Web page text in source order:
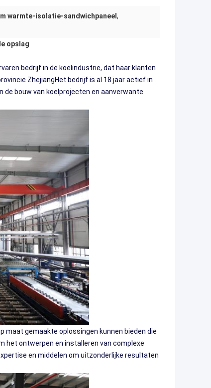
warmte-isolatie-sandwichpaneel ,
opslag
bedrijf in de koelindustrie, dat haar klanten
ZhejiangHet bedrijf is al 18 jaar actief in
de bouw van koelprojecten en aanverwante
maat gemaakte oplossingen kunnen bieden die
het ontwerpen en installeren van complexe
en middelen om uitzonderlijke resultaten